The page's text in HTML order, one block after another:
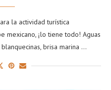
la actividad turística
mexicano, ¡lo tiene todo! Aguas
brisa marina …